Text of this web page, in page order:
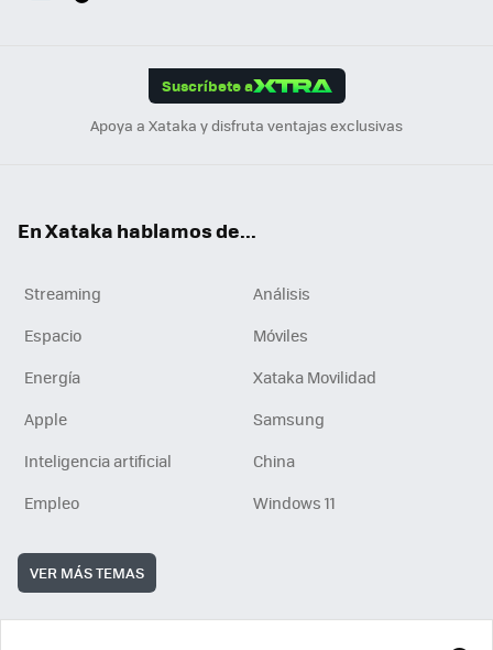
Suscríbete a
Apoya a Xataka y disfruta ventajas exclusivas
En Xataka hablamos de...
Streaming
Análisis
Espacio
Móviles
Energía
Xataka Movilidad
Apple
Samsung
Inteligencia artificial
China
Empleo
Windows 11
VER MÁS TEMAS